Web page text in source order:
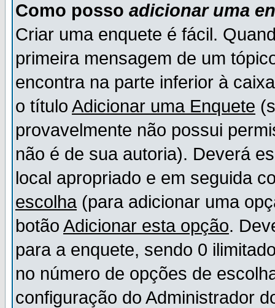
Como posso adicionar uma
Criar uma enquete é fácil.
primeira mensagem de um
encontra na parte inferior à
o título Adicionar uma Enquete
provavelmente não possui
não é de sua autoria). Deverá
local apropriado e em seguida
escolha (para adicionar uma
botão Adicionar esta opção.
para a enquete, sendo 0
no número de opções de
configuração do Administrador